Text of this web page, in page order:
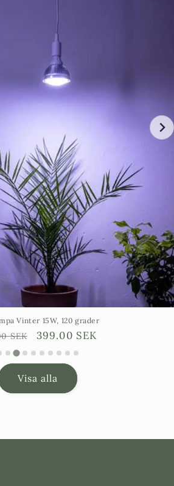
Växtlampa sladd, vit textilkabel, E27
Ordinarie
pris
129.00 SEK Försäljningspris
127.00 SEK
Visa alla